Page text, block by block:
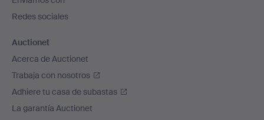
página
Redes sociales
Auctionet
Acerca de Auctionet
Trabaja con nosotros
Adhiere tu casa de subastas
La garantía Auctionet